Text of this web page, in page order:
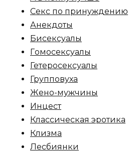
Ceкc по пpинyждeнию
Анекдоты
Биceкcyалы
Гoмoceкcyaлы
Гетеросексуалы
Групповуха
Жено-мужчины
Инцecт
Классическая эротика
Клизма
Лесбиянки